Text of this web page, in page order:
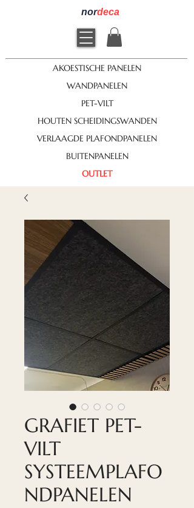
nordeca
AKOESTISCHE PANELEN
WANDPANELEN
PET-VILT
HOUTEN SCHEIDINGSWANDEN
VERLAAGDE PLAFONDPANELEN
BUITENPANELEN
OUTLET
GRAFIET PET-
VILT
SYSTEEMPLAFO
NDPANELEN